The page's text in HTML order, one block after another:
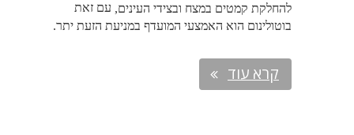
להחלקת קמטים במצח ובצידי העינים, עם זאת
בוטולינום הוא האמצעי המועדף במניעת הזעת יתר.
קרא עוד